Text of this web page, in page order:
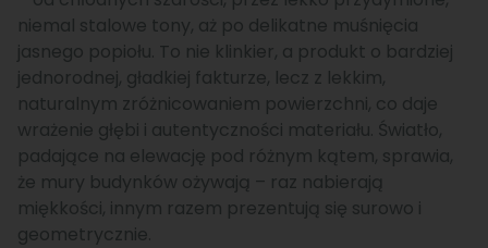
niemal stalowe tony, aż po delikatne muśnięcia
jasnego popiołu. To nie klinkier, a produkt o bardziej
jednorodnej, gładkiej fakturze, lecz z lekkim,
naturalnym zróżnicowaniem powierzchni, co daje
wrażenie głębi i autentyczności materiału. Światło,
padające na elewację pod różnym kątem, sprawia,
że mury budynków ożywają – raz nabierają
miękkości, innym razem prezentują się surowo i
geometrycznie.